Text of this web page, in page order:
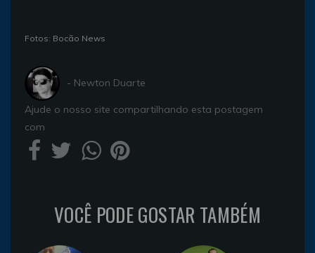
Fotos: Bocão News
- Newton Duarte
Ajude o nosso site compartilhando esta postagem
com
VOCÊ PODE GOSTAR TAMBÉM